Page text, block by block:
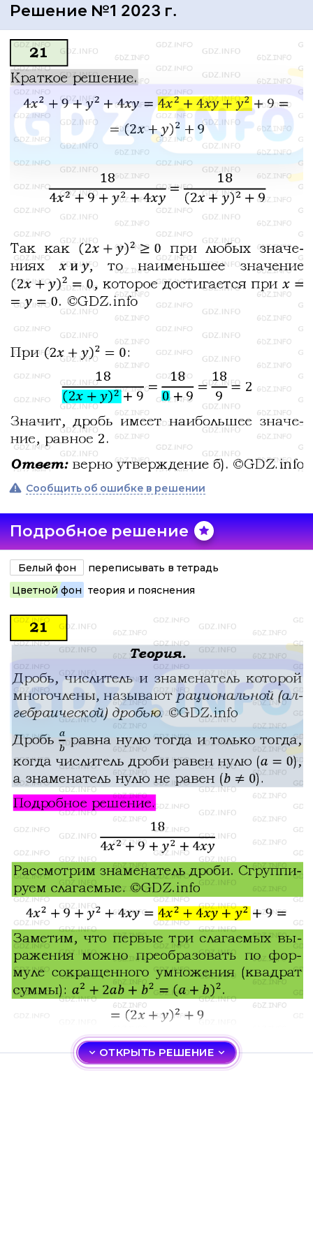
Решение №1 2023 г.
Сообщить об ошибке в решении
Подробное решение
Белый фон
переписывать в тетрадь
Цветной фон теория и пояснения
ОТКРЫТЬ РЕШЕНИЕ